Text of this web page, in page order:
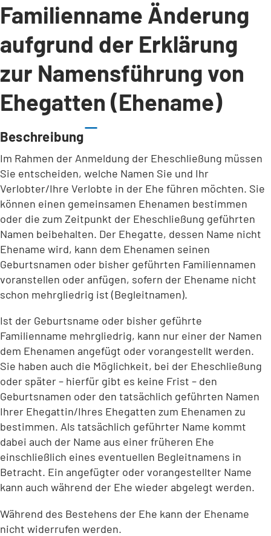
Familienname Änderung
aufgrund der Erklärung
zur Namensführung von
Ehegatten (Ehename)
Beschreibung
Im Rahmen der Anmeldung der Eheschließung müssen
Sie entscheiden, welche Namen Sie und Ihr
Verlobter/Ihre Verlobte in der Ehe führen möchten. Sie
können einen gemeinsamen Ehenamen bestimmen
oder die zum Zeitpunkt der Eheschließung geführten
Namen beibehalten. Der Ehegatte, dessen Name nicht
Ehename wird, kann dem Ehenamen seinen
Geburtsnamen oder bisher geführten Familiennamen
voranstellen oder anfügen, sofern der Ehename nicht
schon mehrgliedrig ist (Begleitnamen).
Ist der Geburtsname oder bisher geführte
Familienname mehrgliedrig, kann nur einer der Namen
dem Ehenamen angefügt oder vorangestellt werden.
Sie haben auch die Möglichkeit, bei der Eheschließung
oder später – hierfür gibt es keine Frist – den
Geburtsnamen oder den tatsächlich geführten Namen
Ihrer Ehegattin/Ihres Ehegatten zum Ehenamen zu
bestimmen. Als tatsächlich geführter Name kommt
dabei auch der Name aus einer früheren Ehe
einschließlich eines eventuellen Begleitnamens in
Betracht. Ein angefügter oder vorangestellter Name
kann auch während der Ehe wieder abgelegt werden.
Während des Bestehens der Ehe kann der Ehename
nicht widerrufen werden.